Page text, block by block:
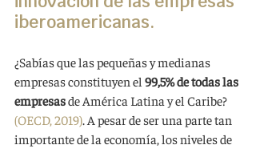
iberoamericanas.
¿Sabías que las pequeñas y medianas
empresas constituyen el 99,5% de todas las
empresas de América Latina y el Caribe?
(OECD, 2019). A pesar de ser una parte tan
importante de la economía, los niveles de